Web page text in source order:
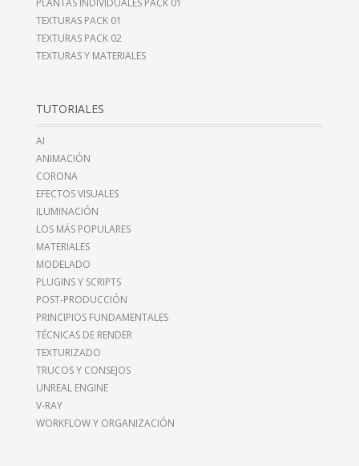
PLANTAS INDIVIDUALES PACK 01
TEXTURAS PACK 01
TEXTURAS PACK 02
TEXTURAS Y MATERIALES
TUTORIALES
AI
ANIMACIÓN
CORONA
EFECTOS VISUALES
ILUMINACIÓN
LOS MÁS POPULARES
MATERIALES
MODELADO
PLUGINS Y SCRIPTS
POST-PRODUCCIÓN
PRINCIPIOS FUNDAMENTALES
TÉCNICAS DE RENDER
TEXTURIZADO
TRUCOS Y CONSEJOS
UNREAL ENGINE
V-RAY
WORKFLOW Y ORGANIZACIÓN